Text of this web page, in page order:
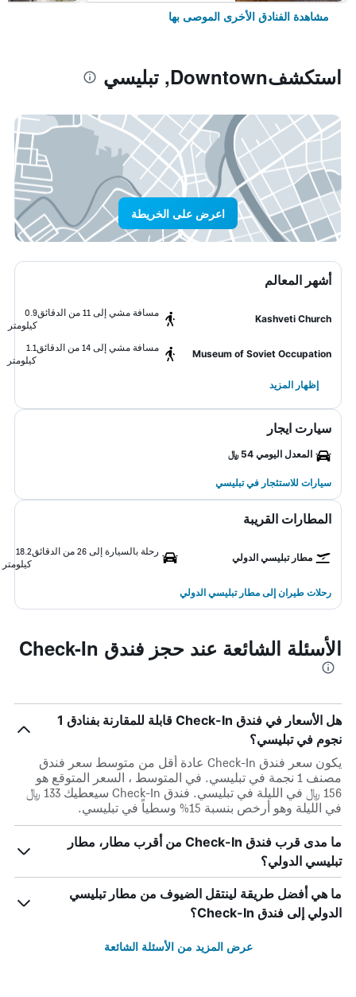
مشاهدة الفنادق الأخرى الموصى بها
استكشفDowntown, تبليسي
اعرض على الخريطة
أشهر المعالم
Kashveti Church
مسافة مشي إلى 11 من الدقائق
0.9
كيلومتر
Museum of Soviet Occupation
مسافة مشي إلى 14 من الدقائق
1.1
كيلومتر
إظهار المزيد
سيارت ايجار
المعدل اليومي 54 ﷼
سيارات للاستئجار في تبليسي
المطارات القريبة
مطار تبليسي الدولي
رحلة بالسيارة إلى 26 من الدقائق
18.2
كيلومتر
رحلات طيران إلى مطار تبليسي الدولي
الأسئلة الشائعة عند حجز فندق Check-In
هل الأسعار في فندق Check-In قابلة للمقارنة بفنادق 1
نجوم في تبليسي؟
يكون سعر فندق Check-In عادة أقل من متوسط ​​سعر فندق
مصنف 1 نجمة في تبليسي. في المتوسط ، السعر المتوقع هو
156 ﷼ في الليلة في تبليسي. فندق Check-In سيعطيك 133 ﷼
في الليلة وهو أرخص بنسبة 15% وسطياً في تبليسي.
ما مدى قرب فندق Check-In من أقرب مطار، مطار
تبليسي الدولي؟
ما هي أفضل طريقة لينتقل الضيوف من مطار تبليسي
الدولي إلى فندق Check-In؟
عرض المزيد من الأسئلة الشائعة